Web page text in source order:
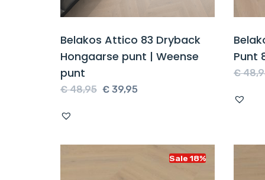
Belakos Attico 83 Dryback
Hongaarse punt | Weense
punt
€48,95 Oorspronkelijke
€ 39,95
Punt
€
Sale 18%